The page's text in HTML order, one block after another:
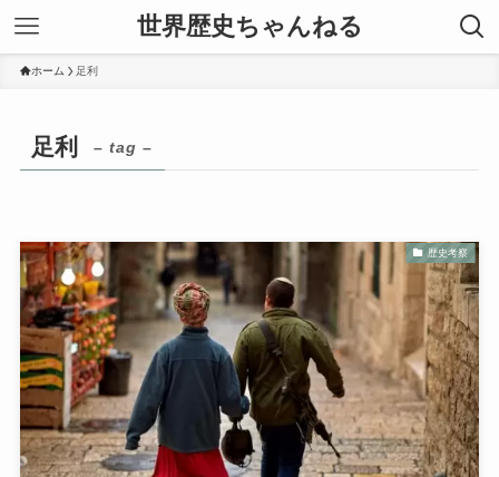
世界歴史ちゃんねる
ホーム 足利
足利 – tag –
歴史考察